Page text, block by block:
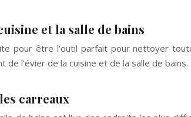
et la salle de bains
pour être l'outil parfait pour nettoyer
de l'évier de la cuisine et de la salle de bains.
carreaux